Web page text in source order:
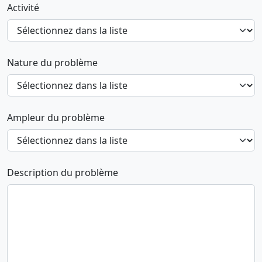
Activité
Nature du problème
Ampleur du problème
Description du problème